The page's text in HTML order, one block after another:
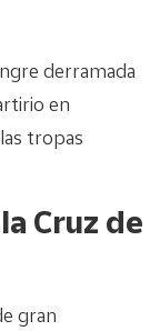
derramada
en
tropas
Cruz de
gran